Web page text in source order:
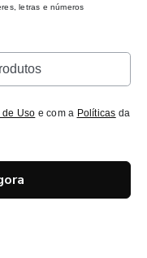
letras e números
de Uso e com a Políticas da